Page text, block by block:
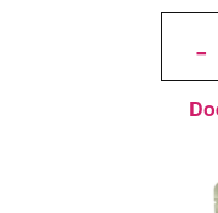
-
ilość
Pastylki
Białe
125 g -